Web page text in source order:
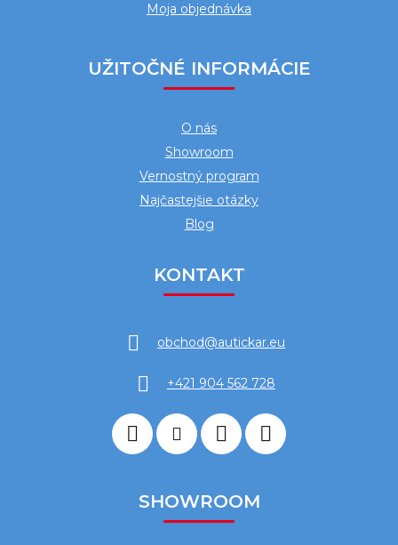
Moja objednávka
UŽITOČNÉ INFORMÁCIE
O nás
Showroom
Vernostný program
Najčastejšie otázky
Blog
KONTAKT
obchod@autickar.eu
+421 904 562 728
SHOWROOM